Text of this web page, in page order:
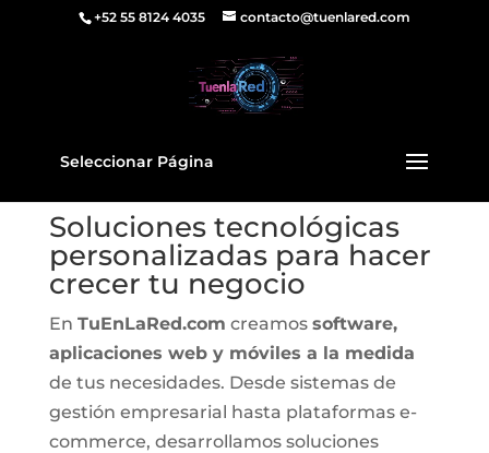
+52 55 8124 4035 contacto@tuenlared.com
Seleccionar Página
Soluciones tecnológicas
personalizadas para hacer
crecer tu negocio
En TuEnLaRed.com creamos software,
aplicaciones web y móviles a la medida
de tus necesidades. Desde sistemas de
gestión empresarial hasta plataformas e-
commerce, desarrollamos soluciones